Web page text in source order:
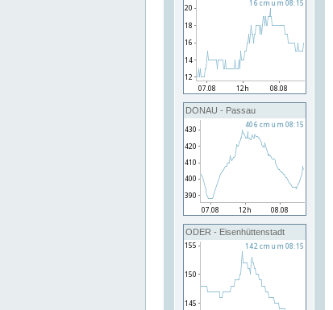
DONAU - Passau
ODER - Eisenhüttenstadt